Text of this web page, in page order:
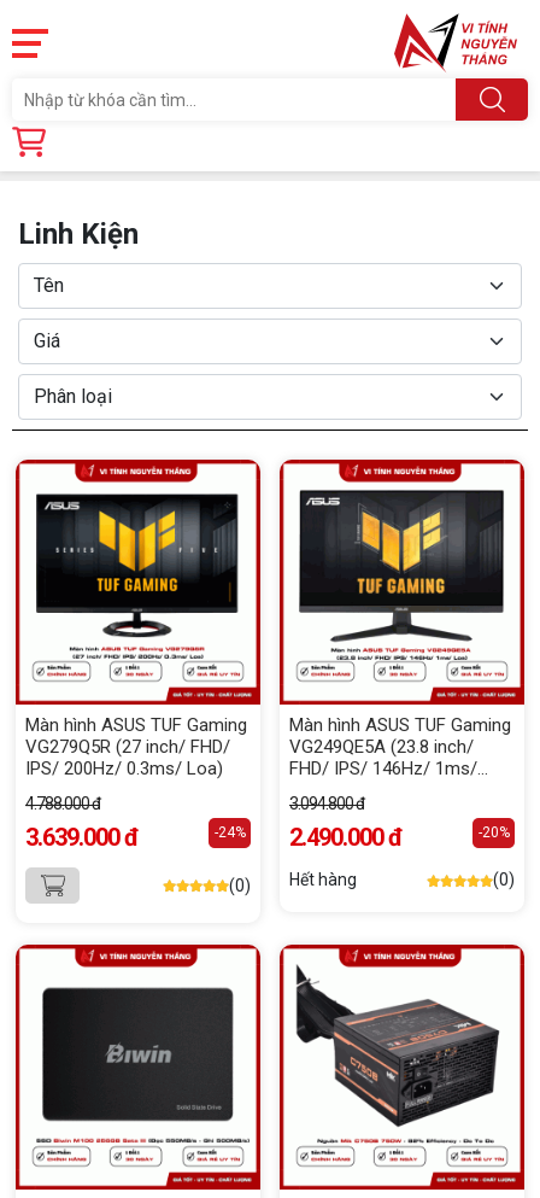
Trang chủ
Linh Kiện
Màn hình ASUS TUF Gaming
VG279Q5R (27 inch/ FHD/
IPS/ 200Hz/ 0.3ms/ Loa)
4.788.000 đ
3.639.000 đ -24%
(0)
Màn hình ASUS TUF Gaming
VG249QE5A (23.8 inch/
FHD/ IPS/ 146Hz/ 1ms/
3.094.800 đ
2.490.000 đ -20%
Hết hàng (0)